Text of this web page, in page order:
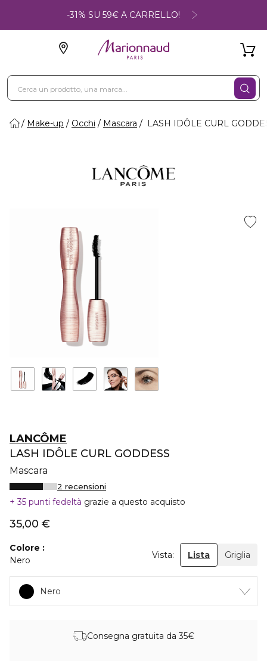
-31% SU 59€ A CARRELLO!
Make-up Occhi Mascara LASH IDÔLE CURL
LANCÔME
LASH IDÔLE CURL GODDESS
Mascara
2 recensioni
35 punti fedeltà grazie a questo acquisto
35,00 €
Colore
Nero
Vista: Lista Griglia
Nero
Consegna gratuita da 35€